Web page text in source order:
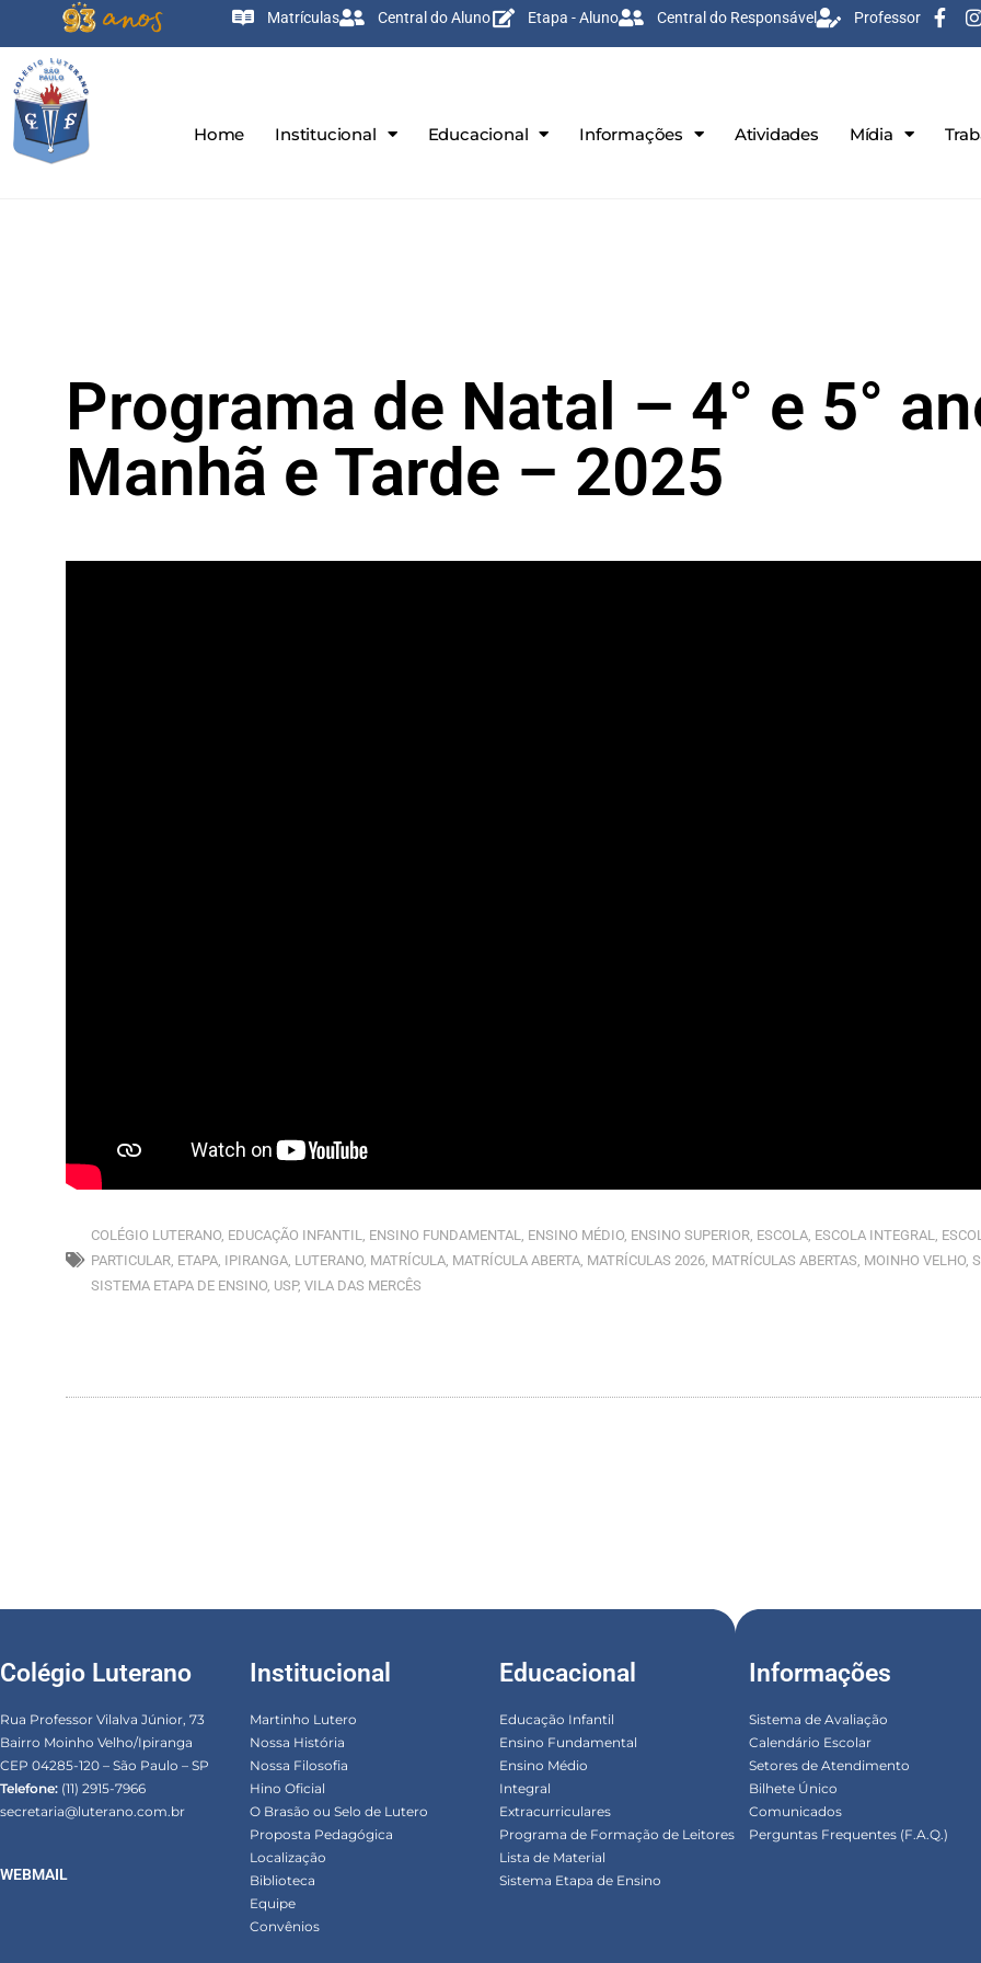
Matrículas Central do Aluno Etapa - Aluno Central do Responsável Professor
Home Institucional Educacional Informações Atividades Mídia
Programa de Natal – 4° e 5°
Manhã e Tarde – 2025
COLÉGIO LUTERANO EDUCAÇÃO INFANTIL ENSINO FUNDAMENTAL ENSINO MÉDIO ENSINO SUPERIOR ESCOLA ESCOLA INTEGRAL
PARTICULAR ETAPA IPIRANGA LUTERANO MATRÍCULA MATRÍCULA ABERTA MATRÍCULAS 2026 MATRÍCULAS ABERTAS MOINHO VELHO
SISTEMA ETAPA DE ENSINO USP, VILA DAS MERCÊS
Colégio Luterano
Rua Professor Vilalva Júnior, 73
Bairro Moinho Velho/Ipiranga
CEP 04285-120 – São Paulo – SP
Telefone: (11) 2915-7966
secretaria@luterano.com.br
WEBMAIL
Institucional
Martinho Lutero
Nossa História
Nossa Filosofia
Hino Oficial
O Brasão ou Selo de Lutero
Proposta Pedagógica
Localização
Biblioteca
Equipe
Convênios
Educacional
Educação Infantil
Ensino Fundamental
Ensino Médio
Integral
Extracurriculares
Programa de Formação de Leitores
Lista de Material
Sistema Etapa de Ensino
Informações
Sistema de Avaliação
Calendário Escolar
Setores de Atendimento
Bilhete Único
Comunicados
Perguntas Frequentes (F.A.Q.)